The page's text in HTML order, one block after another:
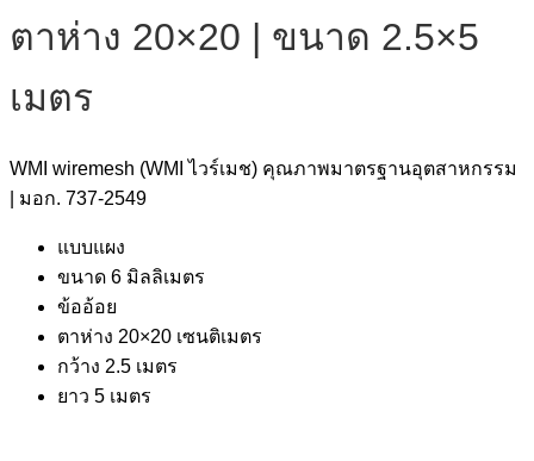
ตาห่าง 20×20 | ขนาด 2.5×5
เมตร
WMI wiremesh (WMI ไวร์เมช) คุณภาพมาตรฐานอุตสาหกรรม
| มอก. 737-2549
แบบแผง
ขนาด 6 มิลลิเมตร
ข้ออ้อย
ตาห่าง 20×20 เซนติเมตร
กว้าง 2.5 เมตร
ยาว 5 เมตร